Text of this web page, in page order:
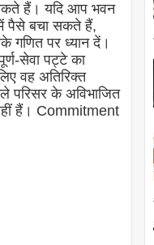
हैं। यदि आप भवन
पैसे बचा सकते हैं,
गणित पर ध्यान दें।
सेवा पट्टे का
वह अतिरिक्त
परिसर के अविभाजित
हैं। Commitment